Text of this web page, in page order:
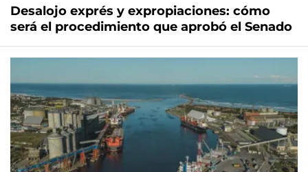
Desalojo exprés y expropiaciones: cómo
será el procedimiento que aprobó el Senado